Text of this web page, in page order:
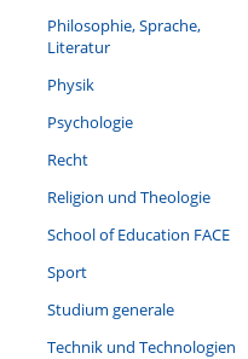
Philosophie, Sprache,
Literatur
Physik
Psychologie
Recht
Religion und Theologie
School of Education FACE
Sport
Studium generale
Technik und Technologien